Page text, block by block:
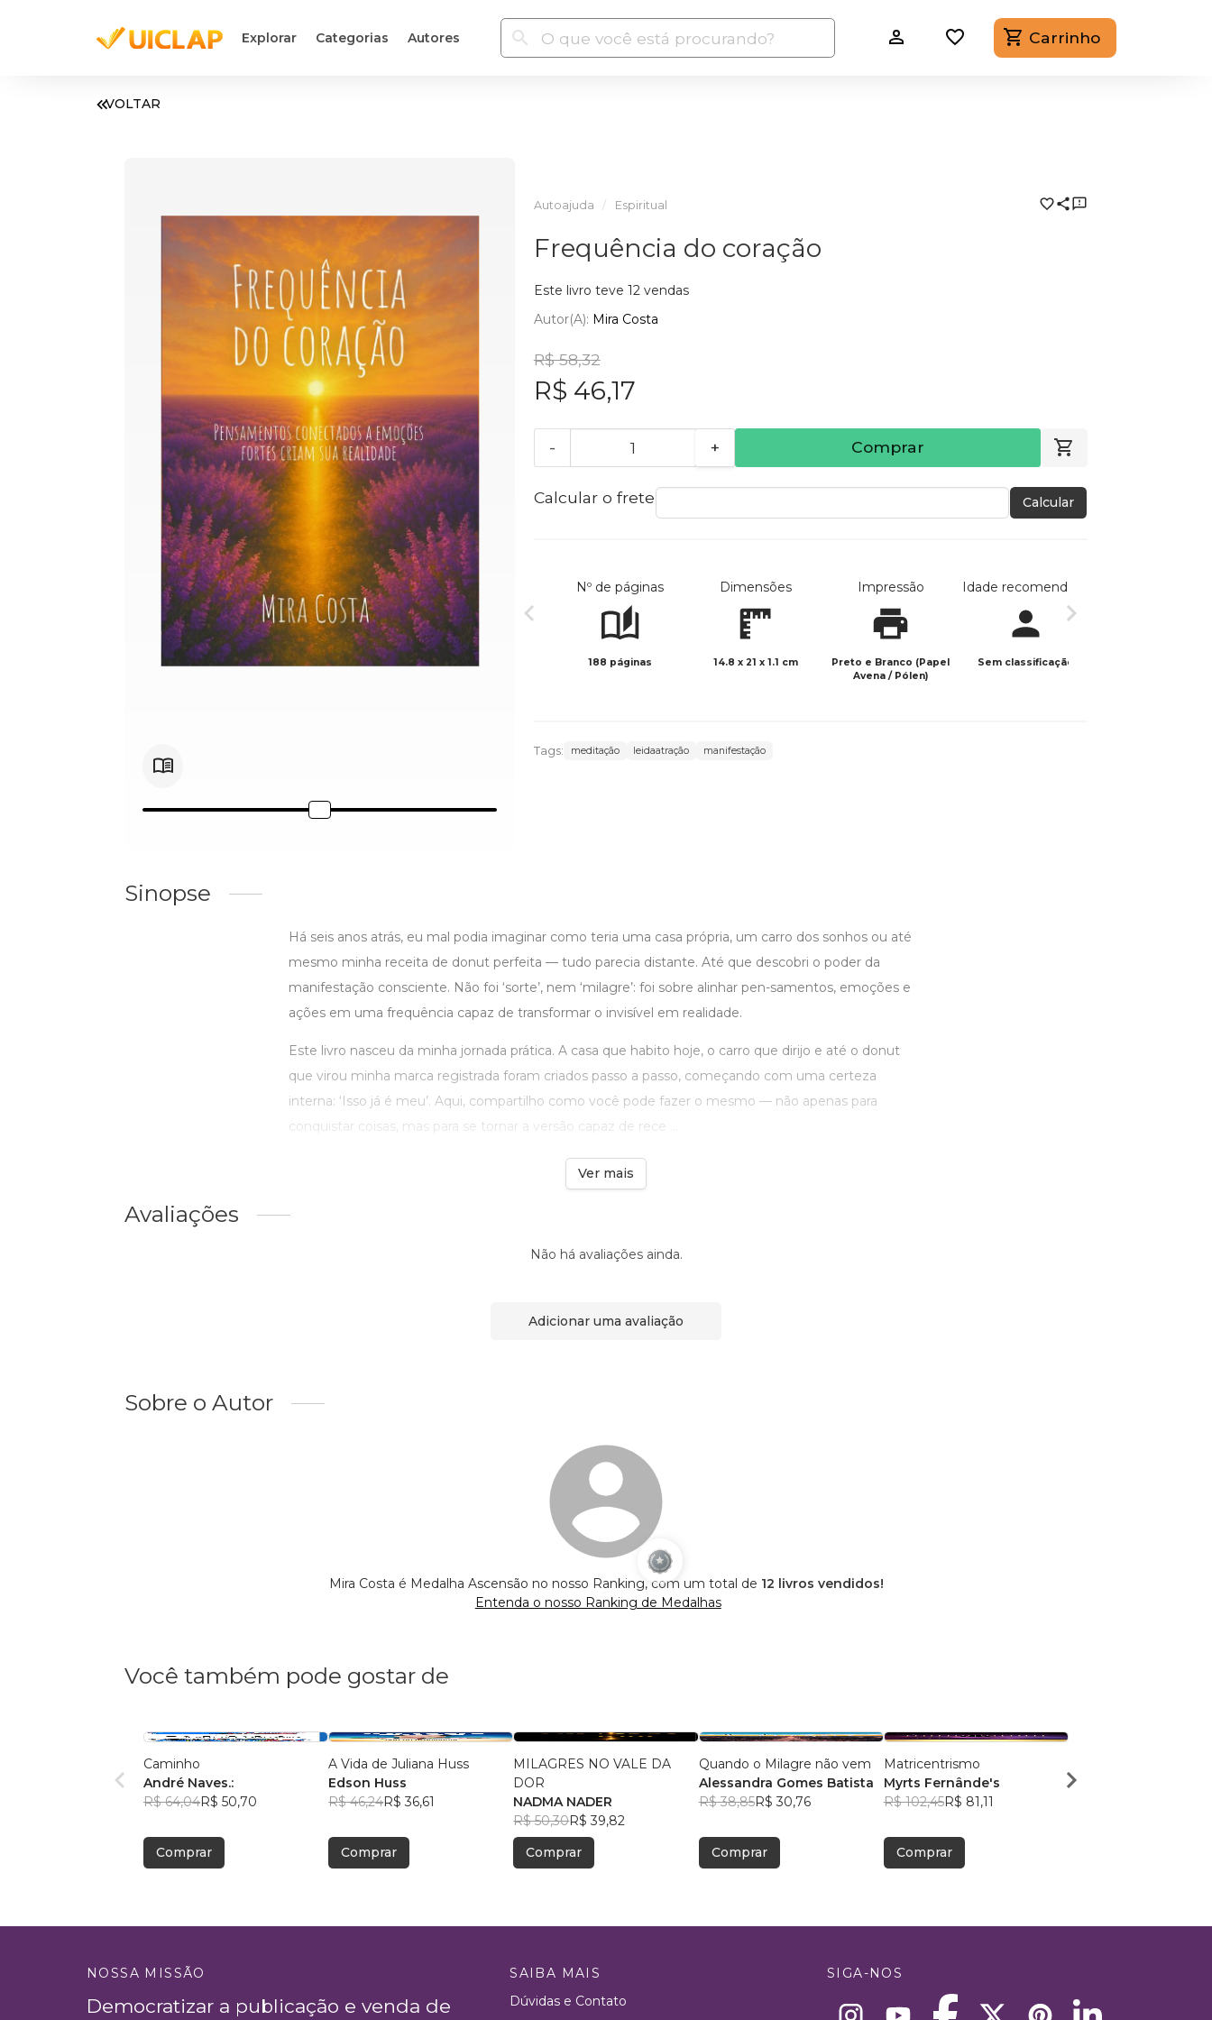
Explorar Categorias Autores Carrinho
VOLTAR
Autoajuda Espiritual
Frequência do coração
Este livro teve 12 vendas
Autor(a): Mira Costa
R$ 58,32
R$ 46,17
- + Comprar
Calcular o frete Calcular
Nº de páginas
188 páginas
Dimensões
14.8 x 21 x 1.1 cm
Impressão
Preto e Branco (Papel
Avena / Pólen)
Idade recomendada
Sem classificação
Tags: meditação leidaatração manifestação
Sinopse
Há seis anos atrás, eu mal podia imaginar como teria uma casa própria, um carro dos sonhos ou até
mesmo minha receita de donut perfeita — tudo parecia distante. Até que descobri o poder da
manifestação consciente. Não foi ‘sorte’, nem ‘milagre’: foi sobre alinhar pen-samentos, emoções e
ações em uma frequência capaz de transformar o invisível em realidade.
Este livro nasceu da minha jornada prática. A casa que habito hoje, o carro que dirijo e até o donut
que virou minha marca registrada foram criados passo a passo, começando com uma certeza
interna: ‘Isso já é meu’. Aqui, compartilho como você pode fazer o mesmo — não apenas para
conquistar coisas, mas para se tornar a versão capaz de rece ...
Ver mais
Avaliações
Não há avaliações ainda.
Adicionar uma avaliação
Sobre o Autor
Mira Costa é Medalha Ascensão no nosso Ranking, com um total de 12 livros vendidos!
Entenda o nosso Ranking de Medalhas
Você também pode gostar de
Caminho
André Naves.:
R$ 64,04R$ 50,70
Comprar
A Vida de Juliana Huss
Edson Huss
R$ 46,24R$ 36,61
Comprar
MILAGRES NO VALE DA
DOR
NADMA NADER
R$ 50,30R$ 39,82
Comprar
Quando o Milagre não vem
Alessandra Gomes Batista
R$ 38,85R$ 30,76
Comprar
Matricentrismo
Myrts Fernânde's
R$ 102,45R$ 81,11
Comprar
Samuel Câmara
NOSSA MISSÃO
Democratizar a publicação e venda de
SAIBA MAIS
Dúvidas e Contato
SIGA-NOS